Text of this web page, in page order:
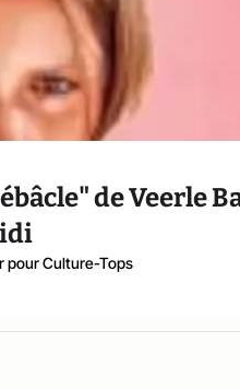
de Veerle
pour Culture-Tops